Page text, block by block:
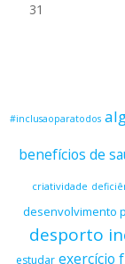
31
#inclusaoparatodos
benefícios de
criatividade
desenvolvimento
desporto
estudar exercício